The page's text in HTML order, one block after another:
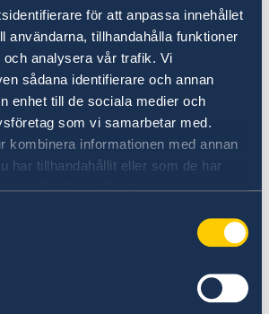
för att anpassa innehållet
användarna, tillhandahålla funktioner
analysera vår trafik. Vi
sådana identifierare och annan
enhet till de sociala medier och
som vi samarbetar med.
kombinera informationen med annan
har tillhandahållit eller som de har
använt deras tjänster.
la solicitud en una embajada o
- Sweden Abroad.
y no tiene costo. Se debe
documentación:
de solicitud completado y
att få behålla svenskt
blankett nummer 302021